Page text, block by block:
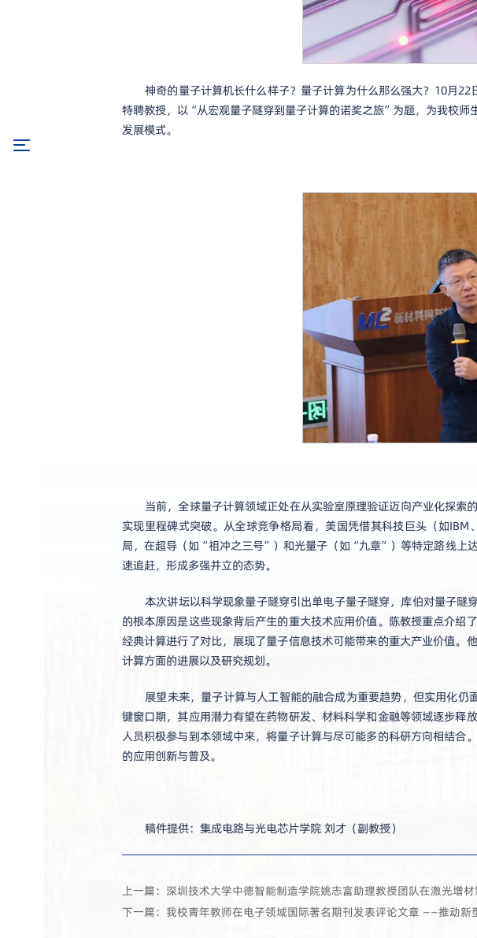
神奇的量子计算机长什么样子？量子计算为什么那么强大？10月
特聘教授，以“从宏观量子隧穿到量子计算的诺奖之旅”为题，为我校
发展模式。
当前，全球量子计算领域正处在从实验室原理验证迈向产业化探
实现里程碑式突破。从全球竞争格局看，美国凭借其科技巨头（如
局，在超导（如“祖冲之三号”）和光量子（如“九章”）等特定路线上
速追赶，形成多强并立的态势。
本次讲坛以科学现象量子隧穿引出单电子量子隧穿，库伯对量子
的根本原因是这些现象背后产生的重大技术应用价值。陈教授重点介
经典计算进行了对比，展现了量子信息技术可能带来的重大产业价值
计算方面的进展以及研究规划。
展望未来，量子计算与人工智能的融合成为重要趋势，但实用化
键窗口期，其应用潜力有望在药物研发、材料科学和金融等领域逐步
人员积极参与到本领域中来，将量子计算与尽可能多的科研方向相结
的应用创新与普及。
稿件提供：集成电路与光电芯片学院 刘才（副教授）
上一篇：深圳技术大学中德智能制造学院姚志富助理教授团队在激光增
下一篇：我校青年教师在电子领域国际著名期刊发表评论文章 ——推动新